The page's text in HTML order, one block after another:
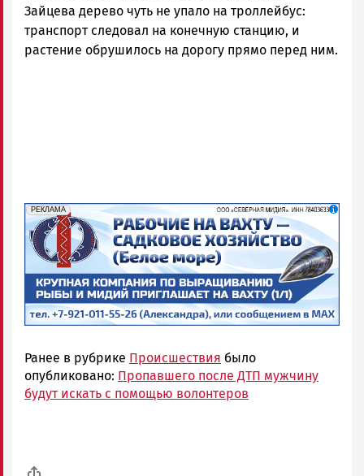
Зайцева дерево чуть не упало на троллейбус:
транспорт следовал на конечную станцию, и
растение обрушилось на дорогу прямо перед ним.
erid: 2SDnjf467GP
РЕКЛАМА
Реклама
Ранее в рубрике Происшествия было
опубликовано: Пропавшего после ДТП мужчину
будут искать с помощью волонтеров